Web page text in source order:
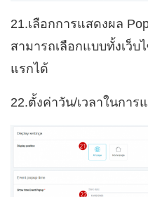
21.เลือกการแสดงผล
สามารถเลือกแบบทั้งเว็บ
แรกได้
22.ตั้งค่าวัน/เวลาในการ